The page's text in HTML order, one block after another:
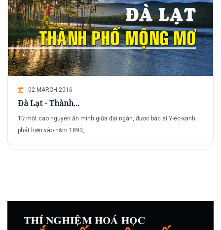
02 MARCH 2016
Đà Lạt - Thành...
Từ một cao nguyên ẩn mình giữa đại ngàn, được bác sĩ Y-éc-xanh
phát hiện vào năm 1893,...